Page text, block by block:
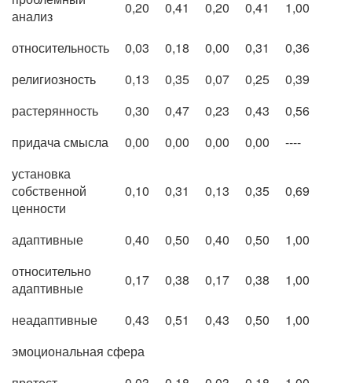
анализ
0,20 0,41 0,20 0,41 1,00
относительность 0,03 0,18 0,00 0,31
0,36
религиозность
0,13 0,35 0,07 0,25
0,39
растерянность
0,30 0,47 0,23 0,43
0,56
придача смысла
0,00 0,00 0,00 0,00
----
установка
собственной
ценности
0,10 0,31 0,13 0,35 0,69
адаптивные 0,40 0,50 0,40 0,50
1,00
относительно
адаптивные
0,17 0,38 0,17 0,38 1,00
неадаптивные 0,43 0,51 0,43 0,50
1,00
эмоциональная сфера